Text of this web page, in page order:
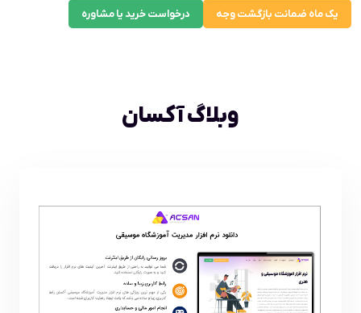
یک ماه ضمانت بازگشت وجه
درخواست خرید یا مشاوره
وبلاگ آکسان